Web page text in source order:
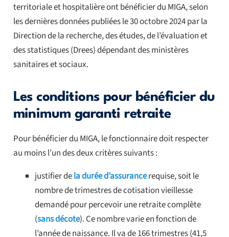
territoriale et hospitalière ont bénéficier du MIGA, selon
les dernières données publiées le 30 octobre 2024 par la
Direction de la recherche, des études, de l’évaluation et
des statistiques (Drees) dépendant des ministères
sanitaires et sociaux.
Les conditions pour bénéficier du
minimum garanti retraite
Pour bénéficier du MIGA, le fonctionnaire doit respecter
au moins l’un des deux critères suivants :
justifier dela durée d’assurancerequise, soit le
nombre de trimestres de cotisation vieillesse
demandé pour percevoir une retraite complète
(sans décote). Ce nombre varie en fonction de
l’année de naissance. Il va de 166 trimestres (41,5